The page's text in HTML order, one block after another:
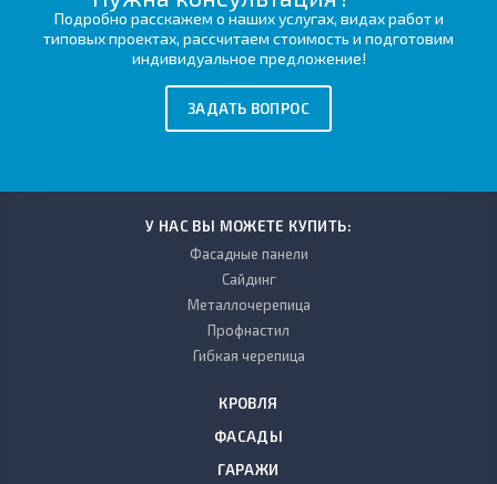
Подробно расскажем о наших услугах, видах работ и
типовых проектах, рассчитаем стоимость и подготовим
индивидуальное предложение!
ЗАДАТЬ ВОПРОС
У НАС ВЫ МОЖЕТЕ КУПИТЬ:
Фасадные панели
Сайдинг
Металлочерепица
Профнастил
Гибкая черепица
КРОВЛЯ
ФАСАДЫ
ГАРАЖИ